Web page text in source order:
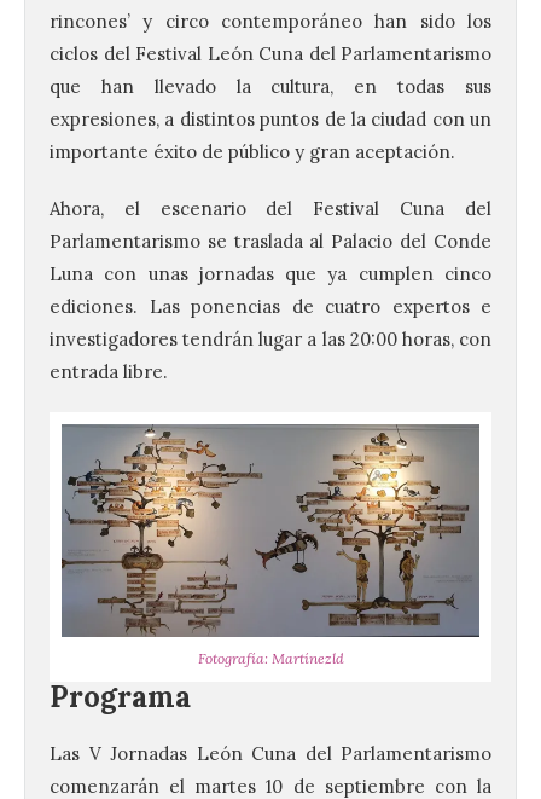
rincones’ y circo contemporáneo han sido los
ciclos del Festival León Cuna del Parlamentarismo
que han llevado la cultura, en todas sus
expresiones, a distintos puntos de la ciudad con un
importante éxito de público y gran aceptación.
Ahora, el escenario del Festival Cuna del
Parlamentarismo se traslada al Palacio del Conde
Luna con unas jornadas que ya cumplen cinco
ediciones. Las ponencias de cuatro expertos e
investigadores tendrán lugar a las 20:00 horas, con
entrada libre.
Fotografía: Martínezld
Programa
Las V Jornadas León Cuna del Parlamentarismo
comenzarán el martes 10 de septiembre con la